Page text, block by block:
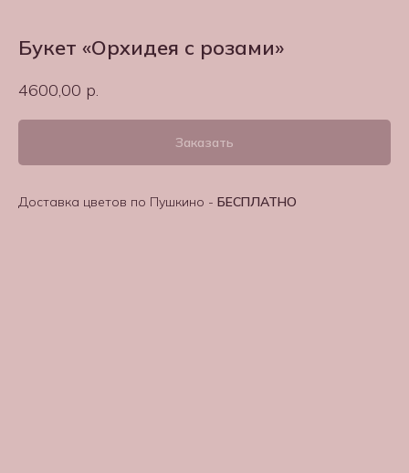
Букет «Орхидея с розами»
4600,00 р.
Заказать
Доставка цветов по Пушкино - БЕСПЛАТНО